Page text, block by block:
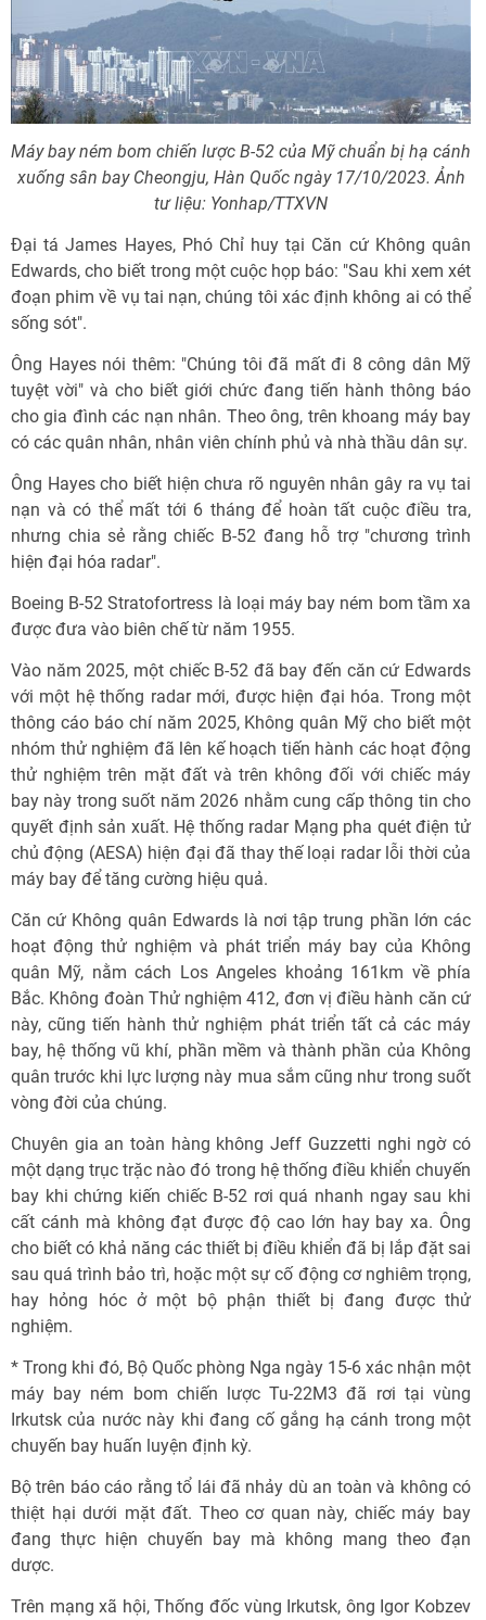
Máy bay ném bom chiến lược B-52 của Mỹ chuẩn bị hạ cánh
xuống sân bay Cheongju, Hàn Quốc ngày 17/10/2023. Ảnh
tư liệu: Yonhap/TTXVN
Đại tá James Hayes, Phó Chỉ huy tại Căn cứ Không quân
Edwards, cho biết trong một cuộc họp báo: "Sau khi xem xét
đoạn phim về vụ tai nạn, chúng tôi xác định không ai có thể
sống sót".
Ông Hayes nói thêm: "Chúng tôi đã mất đi 8 công dân Mỹ
tuyệt vời" và cho biết giới chức đang tiến hành thông báo
cho gia đình các nạn nhân. Theo ông, trên khoang máy bay
có các quân nhân, nhân viên chính phủ và nhà thầu dân sự.
Ông Hayes cho biết hiện chưa rõ nguyên nhân gây ra vụ tai
nạn và có thể mất tới 6 tháng để hoàn tất cuộc điều tra,
nhưng chia sẻ rằng chiếc B-52 đang hỗ trợ "chương trình
hiện đại hóa radar".
Boeing B-52 Stratofortress là loại máy bay ném bom tầm xa
được đưa vào biên chế từ năm 1955.
Vào năm 2025, một chiếc B-52 đã bay đến căn cứ Edwards
với một hệ thống radar mới, được hiện đại hóa. Trong một
thông cáo báo chí năm 2025, Không quân Mỹ cho biết một
nhóm thử nghiệm đã lên kế hoạch tiến hành các hoạt động
thử nghiệm trên mặt đất và trên không đối với chiếc máy
bay này trong suốt năm 2026 nhằm cung cấp thông tin cho
quyết định sản xuất. Hệ thống radar Mạng pha quét điện tử
chủ động (AESA) hiện đại đã thay thế loại radar lỗi thời của
máy bay để tăng cường hiệu quả.
Căn cứ Không quân Edwards là nơi tập trung phần lớn các
hoạt động thử nghiệm và phát triển máy bay của Không
quân Mỹ, nằm cách Los Angeles khoảng 161km về phía
Bắc. Không đoàn Thử nghiệm 412, đơn vị điều hành căn cứ
này, cũng tiến hành thử nghiệm phát triển tất cả các máy
bay, hệ thống vũ khí, phần mềm và thành phần của Không
quân trước khi lực lượng này mua sắm cũng như trong suốt
vòng đời của chúng.
Chuyên gia an toàn hàng không Jeff Guzzetti nghi ngờ có
một dạng trục trặc nào đó trong hệ thống điều khiển chuyến
bay khi chứng kiến chiếc B-52 rơi quá nhanh ngay sau khi
cất cánh mà không đạt được độ cao lớn hay bay xa. Ông
cho biết có khả năng các thiết bị điều khiển đã bị lắp đặt sai
sau quá trình bảo trì, hoặc một sự cố động cơ nghiêm trọng,
hay hỏng hóc ở một bộ phận thiết bị đang được thử
nghiệm.
* Trong khi đó, Bộ Quốc phòng Nga ngày 15-6 xác nhận một
máy bay ném bom chiến lược Tu-22M3 đã rơi tại vùng
Irkutsk của nước này khi đang cố gắng hạ cánh trong một
chuyến bay huấn luyện định kỳ.
Bộ trên báo cáo rằng tổ lái đã nhảy dù an toàn và không có
thiệt hại dưới mặt đất. Theo cơ quan này, chiếc máy bay
đang thực hiện chuyến bay mà không mang theo đạn
dược.
Trên mạng xã hội, Thống đốc vùng Irkutsk, ông Igor Kobzev